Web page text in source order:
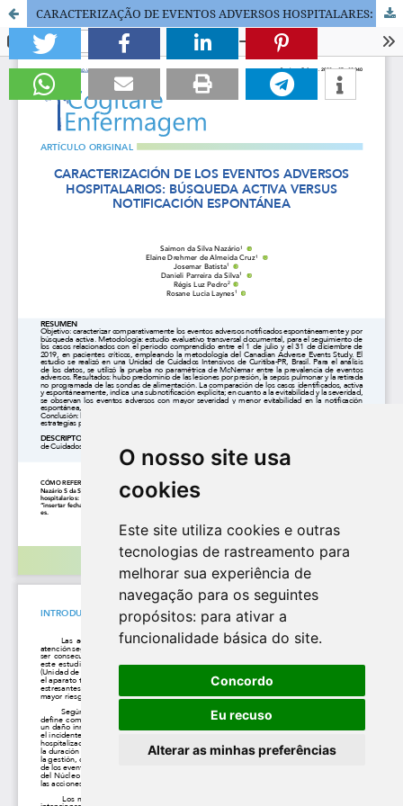
O nosso site usa
cookies
Este site utiliza cookies e outras
tecnologias de rastreamento para
melhorar sua experiência de
navegação para os seguintes
propósitos: para ativar a
funcionalidade básica do site.
Concordo
Eu recuso
Alterar as minhas preferências
CARACTERIZAÇÃO DE EVENTOS ADVERSOS HOSPITALARES: BUSCA ATIVA VERSUS NOTIFICAÇÃO ESPONTÂNEA